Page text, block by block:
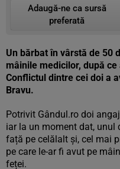
Adaugă-ne ca sursă
preferată
Un bărbat în vârstă de 50
mâinile medicilor, după
Conflictul dintre cei doi a
Bravu.
Potrivit Gândul.ro doi
iar la un moment dat, unul
față pe celălalt și, cel mai
pe care le-ar fi avut pe
feței.